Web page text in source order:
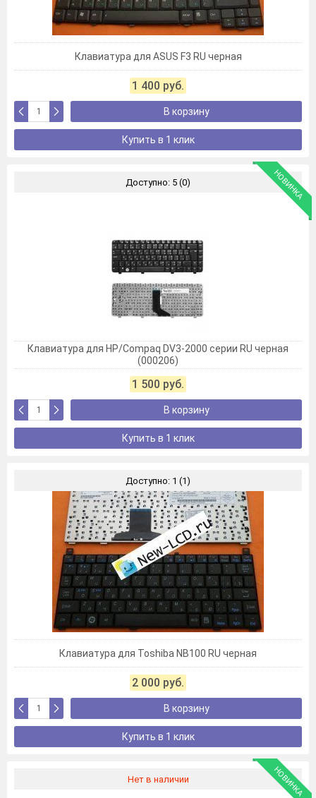
Клавиатура для ASUS F3 RU черная
1 400 руб.
В корзину
Купить в 1 клик
Доступно: 5 (0) НОВИНКА
Клавиатура для HP/Compaq DV3-2000 серии RU черная
(000206)
1 500 руб.
В корзину
Купить в 1 клик
Доступно: 1 (1)
Клавиатура для Toshiba NB100 RU черная
2 000 руб.
В корзину
Купить в 1 клик
Нет в наличии НОВИНКА